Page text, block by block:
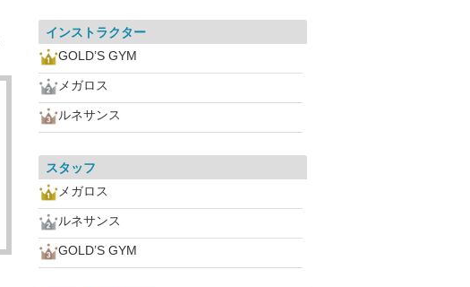
インストラクター
GOLD’S GYM
メガロス
ルネサンス
スタッフ
メガロス
ルネサンス
GOLD’S GYM